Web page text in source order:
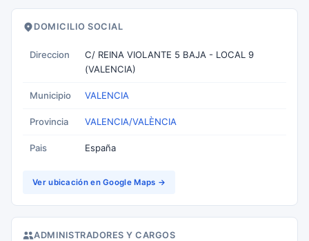
DOMICILIO SOCIAL
Direccion
C/ REINA VIOLANTE 5 BAJA - LOCAL 9
(VALENCIA)
Municipio VALENCIA
Provincia VALENCIA/VALÈNCIA
Pais España
Ver ubicación en Google Maps →
ADMINISTRADORES Y CARGOS